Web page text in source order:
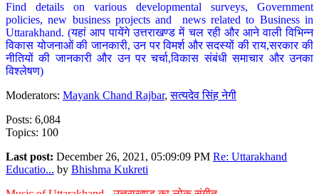
Find details on various developmental surveys, Government
policies, new business projects and news related to Business in
Uttarakhand. (यहां आप पायेंगे उत्तराखण्ड में चल रही और आने वाली विभिन्न
विकास योजनाओं की जानकारी, उन पर विमर्श और सदस्यों की राय,सरकार की
नीतियों की जानकारी और उन पर चर्चा,विकास संबंधी समाचार और उनका
विश्लेषण)
Moderators: Mayank Chand Rajbar,सत्यदेव सिंह नेगी
Posts: 6,084
Topics: 100
Last post: December 26, 2021, 05:09:09 PM Re: Uttarakhand
Educatio... by Bhishma Kukreti